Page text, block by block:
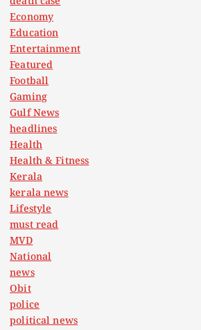
Economy
Education
Entertainment
Featured
Football
Gaming
Gulf News
headlines
Health
Health & Fitness
Kerala
kerala news
Lifestyle
must read
MVD
National
news
Obit
police
political news